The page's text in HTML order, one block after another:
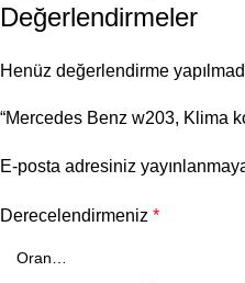
Değerlendirmeler
Henüz değerlendirme
“Mercedes Benz w203, Klima
E-posta adresiniz
Derecelendirmeniz *